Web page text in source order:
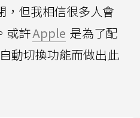
，但我相信很多人會
或許Apple 是為了配
動切換功能而做出此